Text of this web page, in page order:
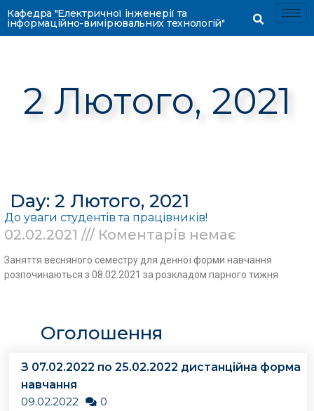
Кафедра "Електричної інженерії та
інформаційно-вимірювальних технологій"
2 Лютого, 2021
Day: 2 Лютого, 2021
До уваги студентів та працівників!
02.02.2021 Коментарів немає
Заняття весняного семестру для денної форми навчання
розпочинаються з 08.02.2021 за розкладом парного тижня
Оголошення
З 07.02.2022 по 25.02.2022 дистанційна форма
навчання
09.02.2022
0